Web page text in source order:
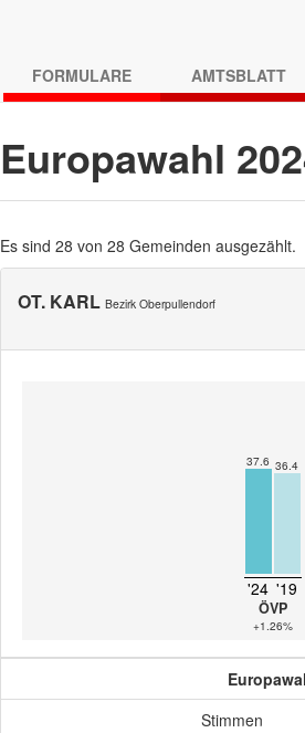
FORMULARE AMTSBLATT
Europawahl
Es sind 28 von 28 Gemeinden ausgezählt.
OT. KARL Bezirk Oberpullendorf
37.6 36.4
'24 '19
ÖVP
+1.26%
Stimmen